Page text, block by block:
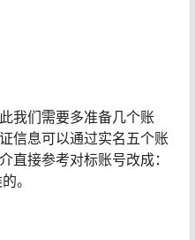
我们需要多准备几个账
信息可以通过实名五个账
直接参考对标账号改成：
。